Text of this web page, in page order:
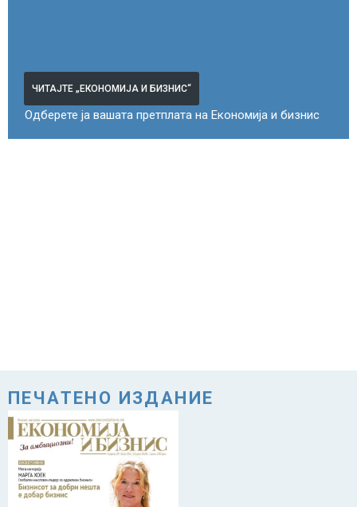
ЧИТАЈТЕ „ЕКОНОМИЈА И БИЗНИС“
Одберете ја вашата претплата на Економија и бизнис
ПЕЧАТЕНО ИЗДАНИЕ